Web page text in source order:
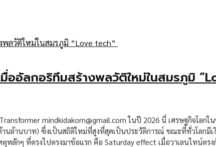
อัลกอริทึมสร้างพลวัติใหม่ในสมรภูมิ
mindkidakorn@gmail.com ในปี 2026 นี้ เศรษฐกิจโลก
นล้านบาท) ซึ่งเป็นสถิติใหม่ที่สูงที่สุดเป็นประวัติการณ์ ขณะที่ทั่วโลก
หลักๆ ที่ตรงไปตรงมาข้อแรก คือ Saturday effect เมื่อวาเลนไทน์ต